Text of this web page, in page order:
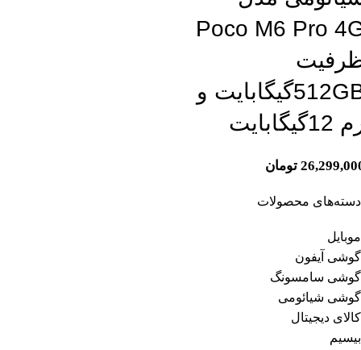
دسته‌های محصولات
موبایل
گوشی آیفون
گوشی سامسونگ
گوشی شیائومی
کالای دیجیتال
بیسیم
Poco M6 Pro
512GBگیگابایت و
تومان